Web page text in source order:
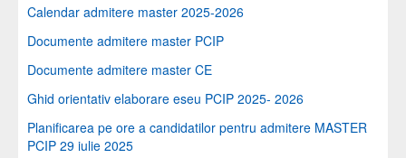
Calendar admitere master 2025-2026
Documente admitere master PCIP
Documente admitere master CE
Ghid orientativ elaborare eseu PCIP 2025- 2026
Planificarea pe ore a candidatilor pentru admitere MASTER
PCIP 29 iulie 2025